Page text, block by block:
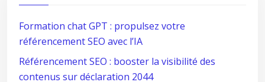
Formation chat GPT : propulsez votre
référencement SEO avec l’IA
Référencement SEO : booster la visibilité des
contenus sur déclaration 2044